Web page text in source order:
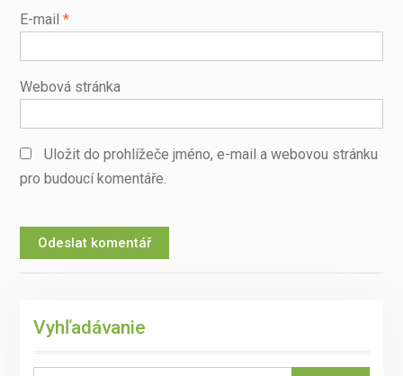
E-mail *
Webová stránka
Uložit do prohlížeče jméno, e-mail a webovou stránku
pro budoucí komentáře.
Vyhľadávanie